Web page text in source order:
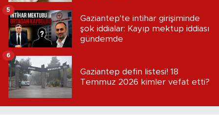
Gaziantep'te intihar girişiminde
şok iddialar: Kayıp mektup iddiası
gündemde
5
Gaziantep defin listesi! 18
Temmuz 2026 kimler vefat etti?
6